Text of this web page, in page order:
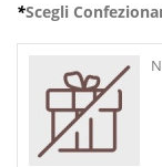
*Scegli